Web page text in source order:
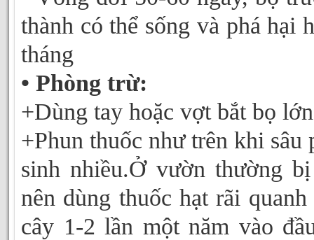
thành có thể sống và phá hại
tháng
• Phòng trừ:
+Dùng tay hoặc vợt bắt bọ
+Phun thuốc như trên khi sâu
sinh nhiều.Ở vườn thường
nên dùng thuốc hạt rãi quanh
cây 1-2 lần một năm vào